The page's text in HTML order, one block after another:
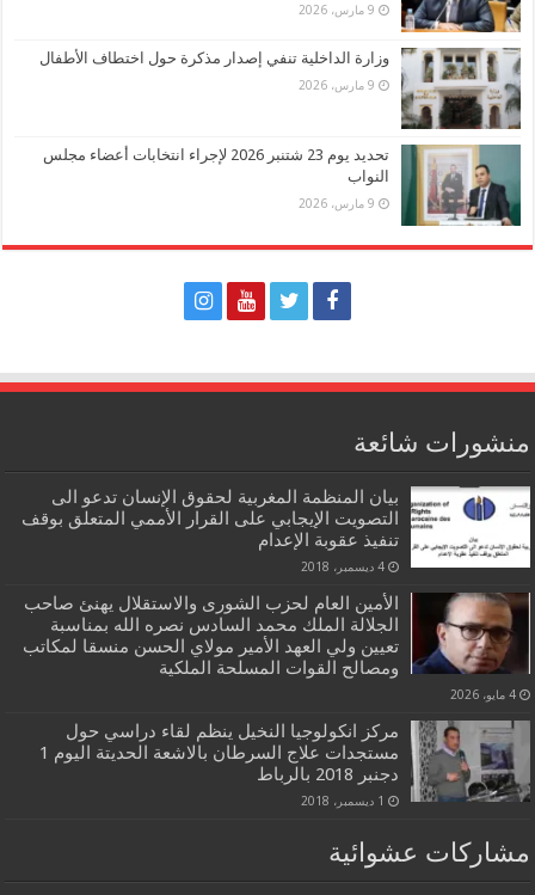
9 مارس، 2026
وزارة الداخلية تنفي إصدار مذكرة حول اختطاف الأطفال
9 مارس، 2026
تحديد يوم 23 شتنبر 2026 لإجراء انتخابات أعضاء مجلس
النواب
9 مارس، 2026
منشورات شائعة
بيان المنظمة المغربية لحقوق الإنسان تدعو الى
التصويت الإيجابي على القرار الأممي المتعلق بوقف
تنفيذ عقوبة الإعدام
4 ديسمبر، 2018
الأمين العام لحزب الشورى والاستقلال يهنئ صاحب
الجلالة الملك محمد السادس نصره الله بمناسبة
تعيين ولي العهد الأمير مولاي الحسن منسقا لمكاتب
ومصالح القوات المسلحة الملكية
4 مايو، 2026
مركز انكولوجيا النخيل ينظم لقاء دراسي حول
مستجدات علاج السرطان بالاشعة الحديتة اليوم 1
دجنبر 2018 بالرباط
1 ديسمبر، 2018
مشاركات عشوائية